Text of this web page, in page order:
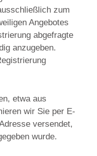
zum
Angebotes
abgefragte
anzugeben.
etwa aus
wir Sie per E-
versendet,
wurde.